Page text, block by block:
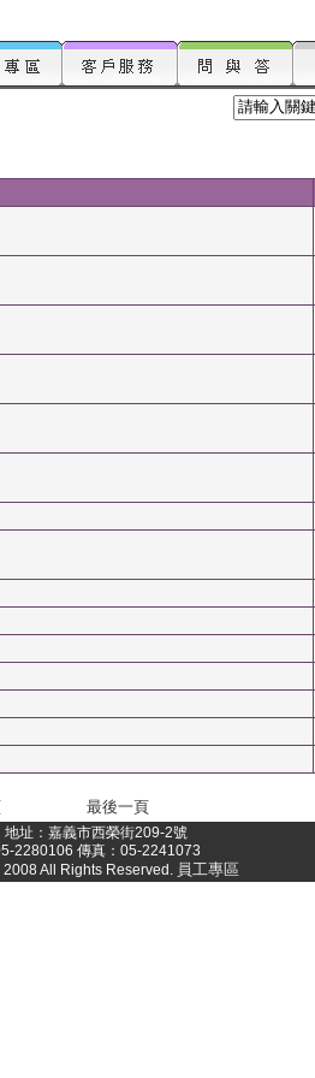
最後一頁
址：嘉義市西榮街209-2號
2280106 傳真：05-2241073
All Rights Reserved. 員工專區